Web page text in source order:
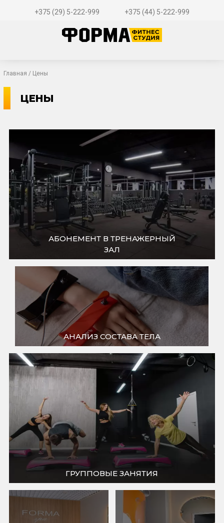
+375 (29) 5-222-999 +375 (44) 5-222-999
Главная / Цены
ЦЕНЫ